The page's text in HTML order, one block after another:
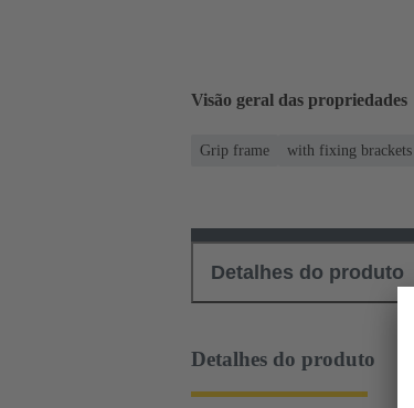
Visão geral das propriedades
Grip frame with fixing brackets
Detalhes do produto
Detalhes do produto